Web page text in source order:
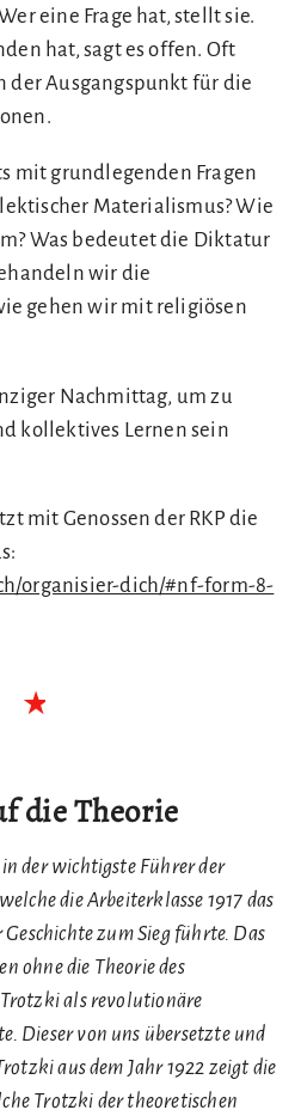
eine Frage hat, stellt sie.
hat, sagt es offen. Oft
der Ausgangspunkt für die
mit grundlegenden Fragen
Materialismus? Wie
Was bedeutet die Diktatur
wir die
gehen wir mit religiösen
Nachmittag, um zu
kollektives Lernen sein
mit Genossen der RKP die
organisier-dich/#nf-form-8-
die Theorie
der wichtigste Führer der
die Arbeiterklasse 1917 das
zum Sieg führte. Das
ohne die Theorie des
als revolutionäre
Dieser von uns übersetzte und
aus dem Jahr 1922 zeigt die
Trotzki der theoretischen